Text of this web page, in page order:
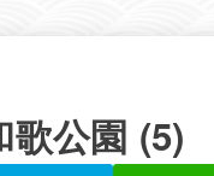
歌公園 (5)